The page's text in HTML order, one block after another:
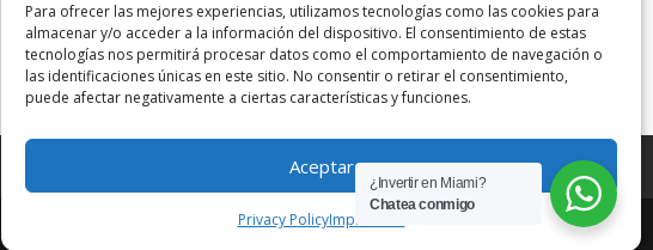
Para ofrecer las mejores experiencias, utilizamos tecnologías como las cookies para
almacenar y/o acceder a la información del dispositivo. El consentimiento de estas
tecnologías nos permitirá procesar datos como el comportamiento de navegación o
las identificaciones únicas en este sitio. No consentir o retirar el consentimiento,
puede afectar negativamente a ciertas características y funciones.
Aceptar
Privacy PolicyImpressum
¿Invertir en Miami?
Chatea conmigo